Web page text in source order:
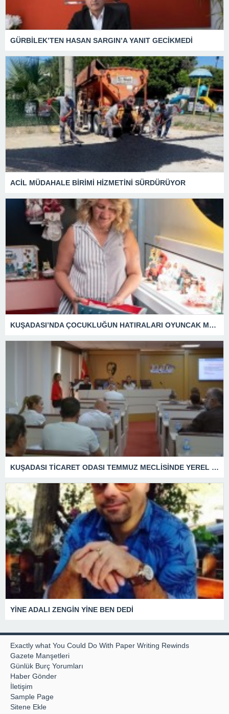
GÜRBİLEK’TEN HASAN SARGIN’A YANIT GECİKMEDİ
ACİL MÜDAHALE BİRİMİ HİZMETİNİ SÜRDÜRÜYOR
KUŞADASI’NDA ÇOCUKLUĞUN HATIRALARI OYUNCAK MÜZESİNDE HAYAT BULACAK
KUŞADASI TİCARET ODASI TEMMUZ MECLİSİNDE YEREL İŞLETMELERE ANLAMLI DESTEK
YİNE ADALI ZENGİN YİNE BEN DEDİ
Exactly what You Could Do With Paper Writing Rewinds
Gazete Manşetleri
Günlük Burç Yorumları
Haber Gönder
İletişim
Sample Page
Sitene Ekle